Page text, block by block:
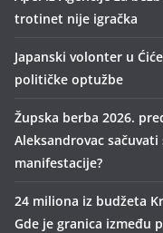
trotinet nije igračka
Japanski volonter u
političke optužbe
Župska berba 2026.
Aleksandrovac
manifestacije?
24 miliona iz budžeta
Gde je granica između